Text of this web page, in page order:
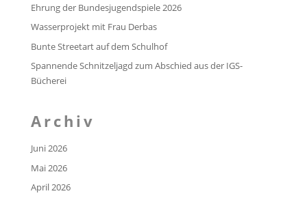
Ehrung der Bundesjugendspiele 2026
Wasserprojekt mit Frau Derbas
Bunte Streetart auf dem Schulhof
Spannende Schnitzeljagd zum Abschied aus der IGS-
Bücherei
Archiv
Juni 2026
Mai 2026
April 2026